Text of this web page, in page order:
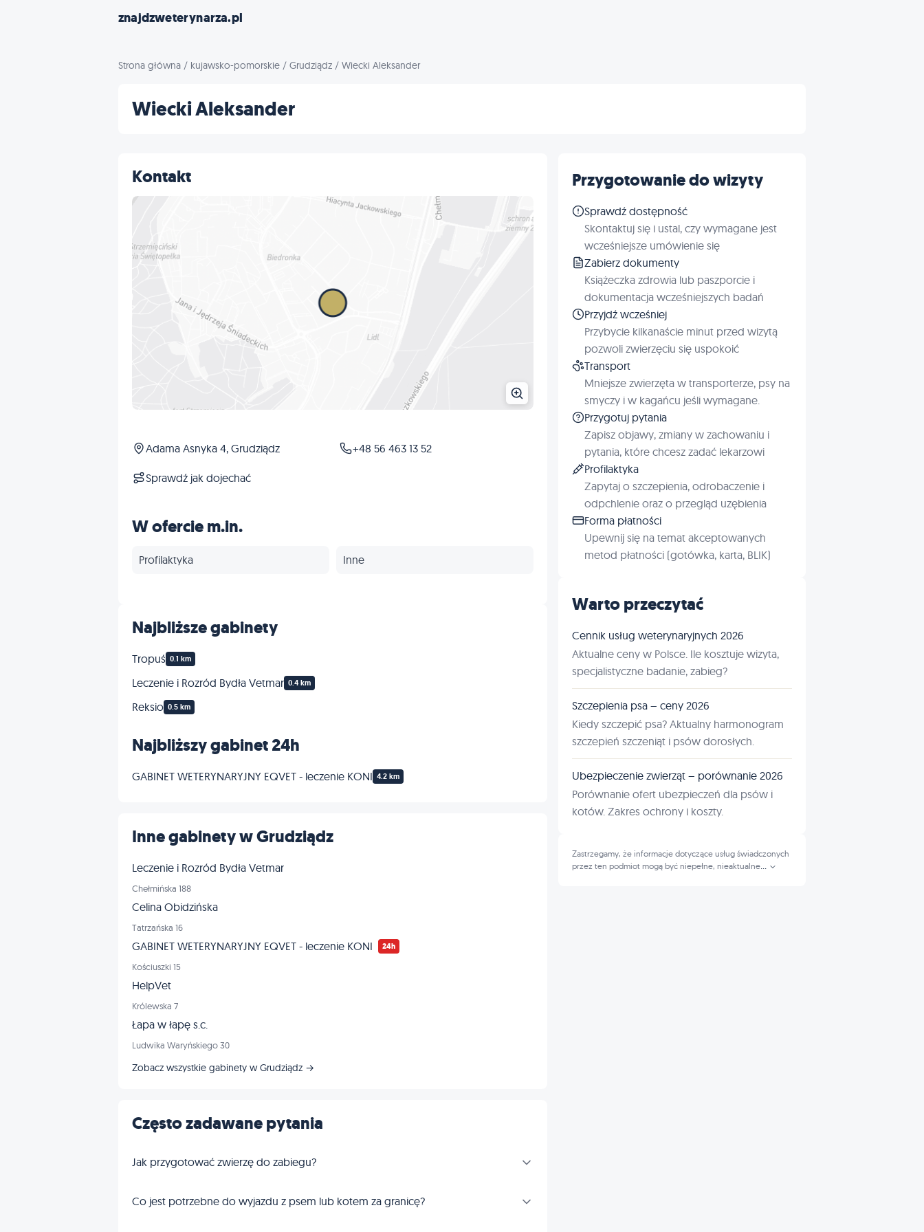
znajdzweterynarza.pl
Strona główna / kujawsko-pomorskie / Grudziądz / Wiecki Aleksander
Wiecki Aleksander
Kontakt
Adama Asnyka 4, Grudziądz +48 56 463 13 52
Sprawdź jak dojechać
W ofercie m.in.
Profilaktyka Inne
Najbliższe gabinety
Tropuś 0.1 km
Leczenie i Rozród Bydła Vetmar 0.4 km
Reksio 0.5 km
Najbliższy gabinet 24h
GABINET WETERYNARYJNY EQVET - leczenie KONI 4.2 km
Inne gabinety w Grudziądz
Leczenie i Rozród Bydła Vetmar
Chełmińska 188
Celina Obidzińska
Tatrzańska 16
GABINET WETERYNARYJNY EQVET - leczenie KONI 24h
Kościuszki 15
HelpVet
Królewska 7
Łapa w łapę s.c.
Ludwika Waryńskiego 30
Zobacz wszystkie gabinety w Grudziądz →
Często zadawane pytania
Jak przygotować zwierzę do zabiegu?
Co jest potrzebne do wyjazdu z psem lub kotem za granicę?
Przygotowanie do wizyty
Sprawdź dostępność
Skontaktuj się i ustal, czy wymagane jest
wcześniejsze umówienie się
Zabierz dokumenty
Książeczka zdrowia lub paszporcie i
dokumentacja wcześniejszych badań
Przyjdź wcześniej
Przybycie kilkanaście minut przed wizytą
pozwoli zwierzęciu się uspokoić
Transport
Mniejsze zwierzęta w transporterze, psy na
smyczy i w kagańcu jeśli wymagane.
Przygotuj pytania
Zapisz objawy, zmiany w zachowaniu i
pytania, które chcesz zadać lekarzowi
Profilaktyka
Zapytaj o szczepienia, odrobaczenie i
odpchlenie oraz o przegląd uzębienia
Forma płatności
Upewnij się na temat akceptowanych
metod płatności (gotówka, karta, BLIK)
Warto przeczytać
Cennik usług weterynaryjnych 2026
Aktualne ceny w Polsce. Ile kosztuje wizyta,
specjalistyczne badanie, zabieg?
Szczepienia psa – ceny 2026
Kiedy szczepić psa? Aktualny harmonogram
szczepień szczeniąt i psów dorosłych.
Ubezpieczenie zwierząt – porównanie 2026
Porównanie ofert ubezpieczeń dla psów i
kotów. Zakres ochrony i koszty.
Zastrzegamy, że informacje dotyczące usług świadczonych
przez ten podmiot mogą być niepełne, nieaktualne...